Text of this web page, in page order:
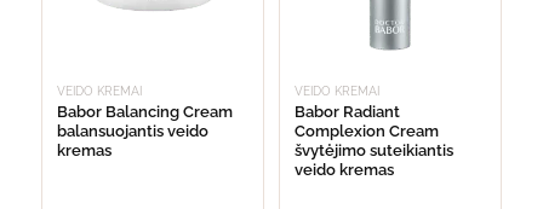
VEIDO KREMAI
Babor Balancing Cream
balansuojantis veido
kremas
VEIDO KREMAI
Babor Radiant
Complexion Cream
švytėjimo suteikiantis
veido kremas